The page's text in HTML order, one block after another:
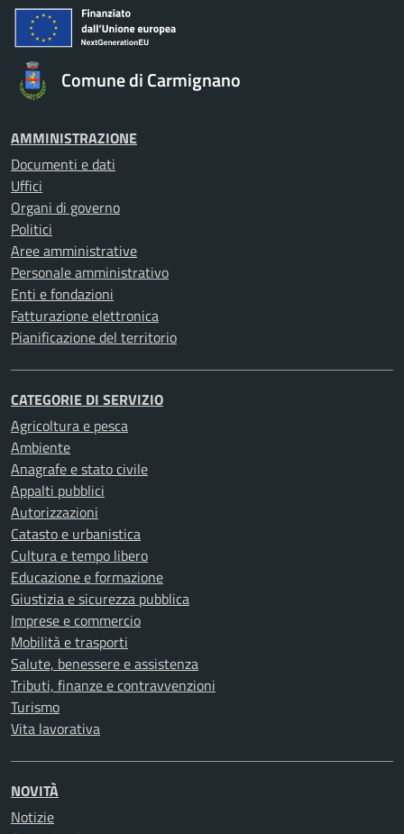
Comune di Carmignano
AMMINISTRAZIONE
Documenti e dati
Uffici
Organi di governo
Politici
Aree amministrative
Personale amministrativo
Enti e fondazioni
Fatturazione elettronica
Pianificazione del territorio
CATEGORIE DI SERVIZIO
Agricoltura e pesca
Ambiente
Anagrafe e stato civile
Appalti pubblici
Autorizzazioni
Catasto e urbanistica
Cultura e tempo libero
Educazione e formazione
Giustizia e sicurezza pubblica
Imprese e commercio
Mobilità e trasporti
Salute, benessere e assistenza
Tributi, finanze e contravvenzioni
Turismo
Vita lavorativa
NOVITÀ
Notizie